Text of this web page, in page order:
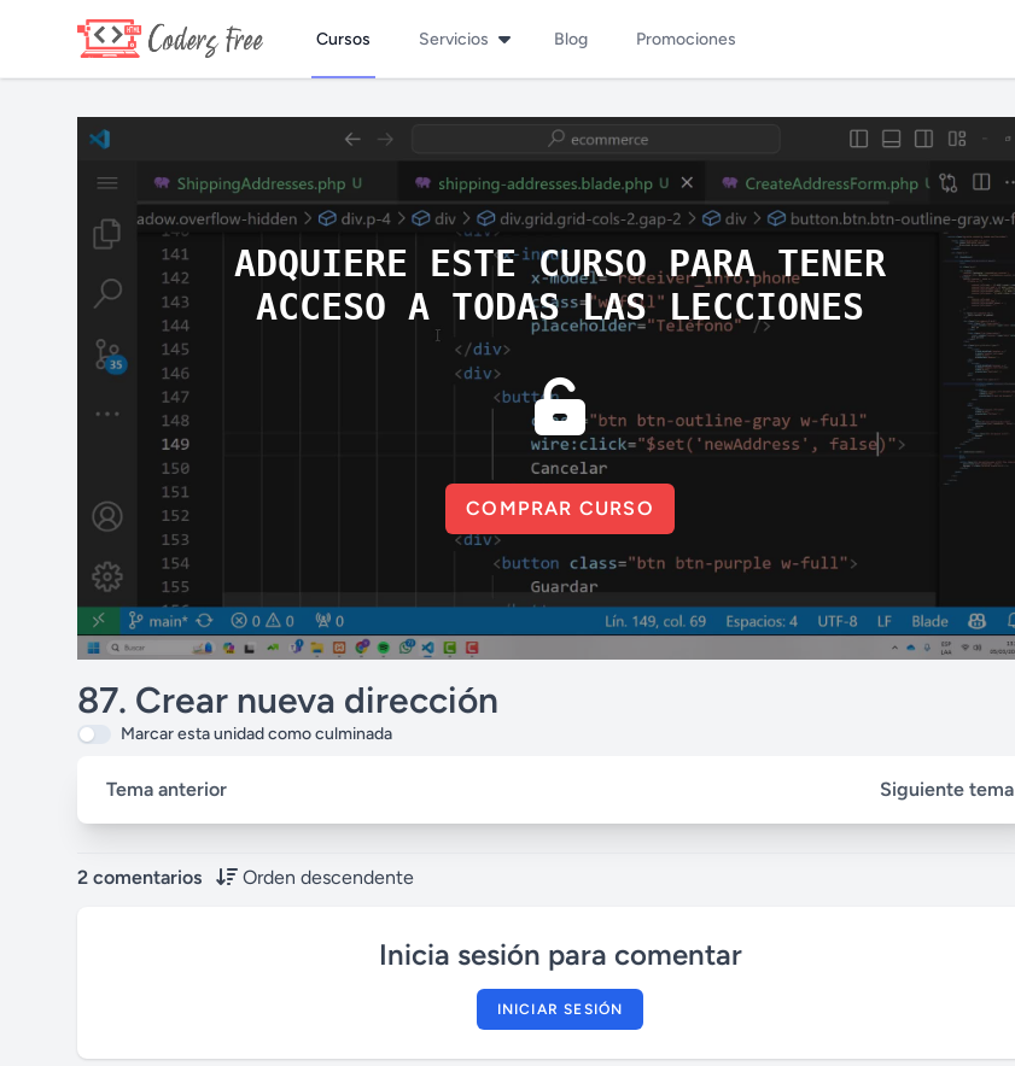
Cursos Servicios Blog Promociones
ADQUIERE ESTE CURSO PARA TENER
ACCESO A TODAS LAS LECCIONES
COMPRAR CURSO
87. Crear nueva dirección
Marcar esta unidad como culminada
Tema anterior Siguiente tema
2 comentarios Orden descendente
Inicia sesión para comentar
INICIAR SESIÓN